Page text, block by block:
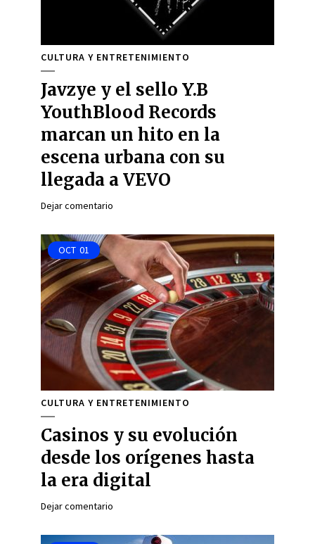
CULTURA Y ENTRETENIMIENTO
Javzye y el sello Y.B
YouthBlood Records
marcan un hito en la
escena urbana con su
llegada a VEVO
Dejar comentario
OCT 01
CULTURA Y ENTRETENIMIENTO
Casinos y su evolución
desde los orígenes hasta
la era digital
Dejar comentario